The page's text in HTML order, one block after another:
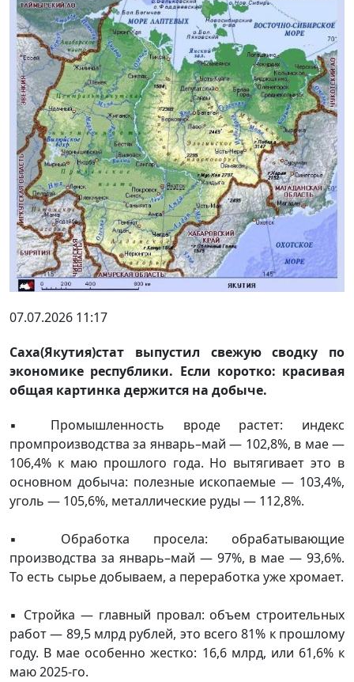
07.07.2026 11:17
Саха(Якутия)стат выпустил свежую сводку по
экономике республики. Если коротко: красивая
общая картинка держится на добыче.
▪️ Промышленность вроде растет: индекс
промпроизводства за январь–май — 102,8%, в мае —
106,4% к маю прошлого года. Но вытягивает это в
основном добыча: полезные ископаемые — 103,4%,
уголь — 105,6%, металлические руды — 112,8%.
▪️ Обработка просела: обрабатывающие
производства за январь–май — 97%, в мае — 93,6%.
То есть сырье добываем, а переработка уже хромает.
▪️ Стройка — главный провал: объем строительных
работ — 89,5 млрд рублей, это всего 81% к прошлому
году. В мае особенно жестко: 16,6 млрд, или 61,6% к
маю 2025-го.